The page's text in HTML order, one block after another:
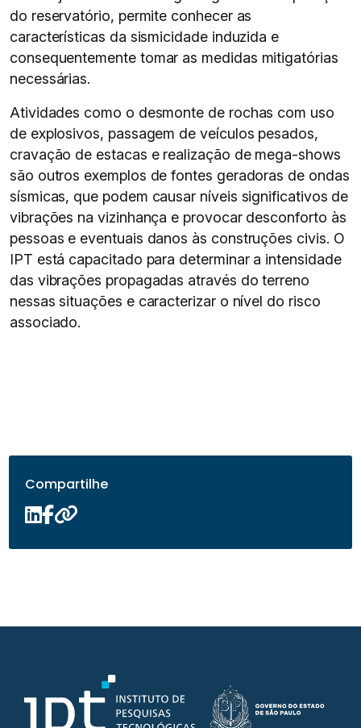
do reservatório, permite conhecer as
características da sismicidade induzida e
consequentemente tomar as medidas mitigatórias
necessárias.
Atividades como o desmonte de rochas com uso
de explosivos, passagem de veículos pesados,
cravação de estacas e realização de mega-shows
são outros exemplos de fontes geradoras de ondas
sísmicas, que podem causar níveis significativos de
vibrações na vizinhança e provocar desconforto às
pessoas e eventuais danos às construções civis. O
IPT está capacitado para determinar a intensidade
das vibrações propagadas através do terreno
nessas situações e caracterizar o nível do risco
associado.
Compartilhe